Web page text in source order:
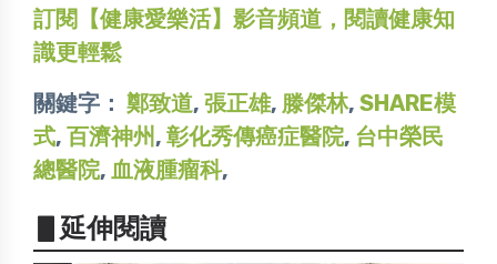
訂閱【健康愛樂活】影音頻道，閱讀健康知
識更輕鬆
關鍵字： 鄭致道, 張正雄, 滕傑林, SHARE模
式, 百濟神州, 彰化秀傳癌症醫院, 台中榮民
總醫院, 血液腫瘤科,
▋延伸閱讀